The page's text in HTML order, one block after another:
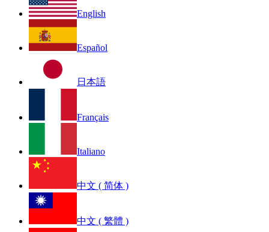
English
Español
日本語
Français
Italiano
中文 ( 简体 )
中文 ( 繁體 )